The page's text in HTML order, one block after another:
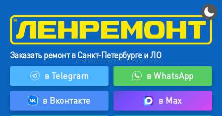
Заказать ремонт вСанкт-Петербурге и ЛО
в Telegram
в WhatsApp
в Вконтакте в Max